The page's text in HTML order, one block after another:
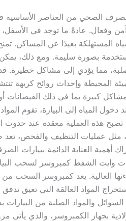
0539415348 تعتبر بيارات الصرف الصحي من
وفعال. عادةً ما توجد في
المستهلكة بعيدًا عن المساكن.
بصورة سليمة. ومع ذلك،
مما يؤدي إلى مشاكل خطيرة.
المحيطة وإحداث روائح كريهة
كبيرة بما في ذلك الفيضانات
المياه إلى البيارة، تقوم
هذه العملية معقدة عند حدوث
مثل عمليات التنظيف والفحص،
أهمية العناية الدائمة
وايت الشفط كمبروسر لسحب
العالية. يعد كمبروسر السحب
المواد العالقة التي تعيق
والمواد الصلبة من
بجهاز الكمبروسر، والذي يأتي